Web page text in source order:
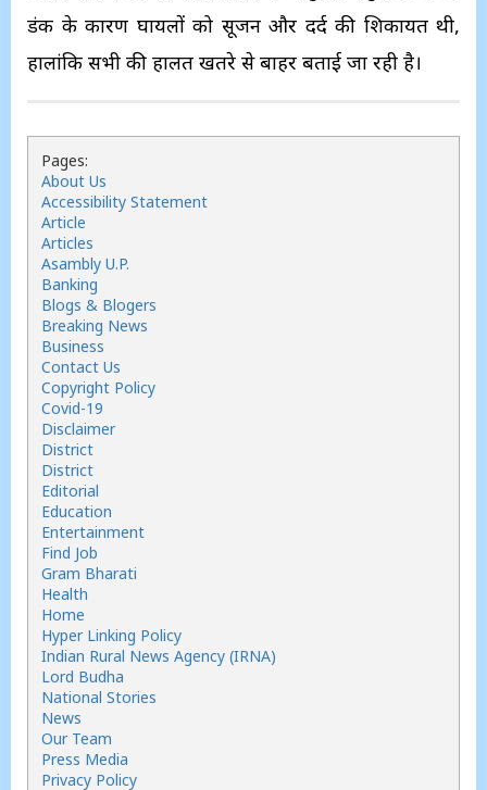
डंक के कारण घायलों को सूजन और दर्द की शिकायत थी,
हालांकि सभी की हालत खतरे से बाहर बताई जा रही है।
Pages:
About Us
Accessibility Statement
Article
Articles
Asambly U.P.
Banking
Blogs & Blogers
Breaking News
Business
Contact Us
Copyright Policy
Covid-19
Disclaimer
District
District
Editorial
Education
Entertainment
Find Job
Gram Bharati
Health
Home
Hyper Linking Policy
Indian Rural News Agency (IRNA)
Lord Budha
National Stories
News
Our Team
Press Media
Privacy Policy